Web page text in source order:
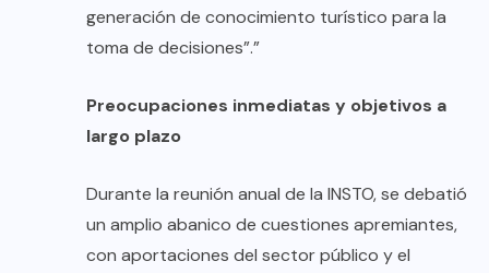
generación de conocimiento turístico para la
toma de decisiones”.”
Preocupaciones inmediatas y objetivos a
largo plazo
Durante la reunión anual de la INSTO, se debatió
un amplio abanico de cuestiones apremiantes,
con aportaciones del sector público y el